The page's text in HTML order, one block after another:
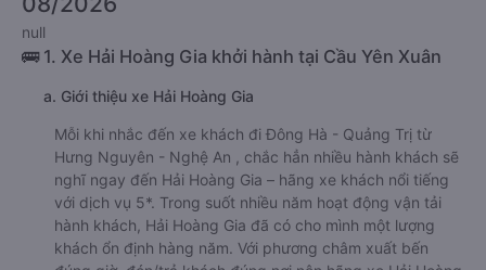
Quảng Trị từ Hưng Nguyên - Nghệ An
chất lượng cao, uy tín, giá rẻ nhất
🚌 1. Xe Hải Hoàng Gia khởi hành tại Cầu Yên Xuân
a. Giới thiệu xe Hải Hoàng Gia
Mỗi khi nhắc đến xe khách đi Đông Hà - Quảng Trị từ
Hưng Nguyên - Nghệ An , chắc hẳn nhiều hành khách sẽ
nghĩ ngay đến Hải Hoàng Gia – hãng xe khách nổi tiếng